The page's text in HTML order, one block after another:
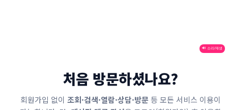
🔊 소리/재생
처음 방문하셨나요?
회원가입 없이 조회·검색·열람·상담·방문 등 모든 서비스 이용이